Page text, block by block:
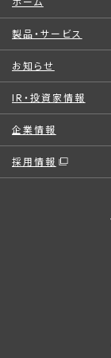
製品・サービス
お知らせ
IR・投資家情報
企業情報
採用情報